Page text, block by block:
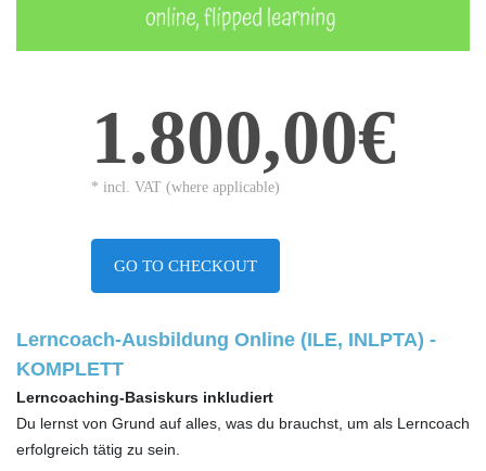
1.800,00€
* incl. VAT (where applicable)
GO TO CHECKOUT
Lerncoach-Ausbildung Online (ILE, INLPTA) -
KOMPLETT
Lerncoaching-Basiskurs inkludiert
Du lernst von Grund auf alles, was du brauchst, um als Lerncoach
erfolgreich tätig zu sein.